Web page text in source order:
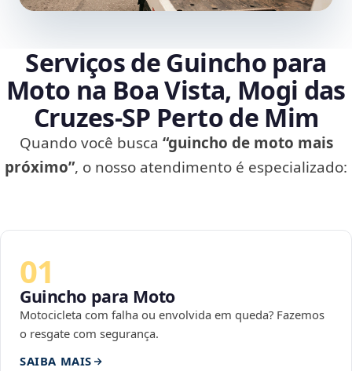
Serviços de Guincho para
Moto na Boa Vista, Mogi das
Cruzes‑SP Perto de Mim
Quando você busca “guincho de moto mais
próximo”, o nosso atendimento é especializado:
01
Guincho para Moto
Motocicleta com falha ou envolvida em queda? Fazemos
o resgate com segurança.
SAIBA MAIS